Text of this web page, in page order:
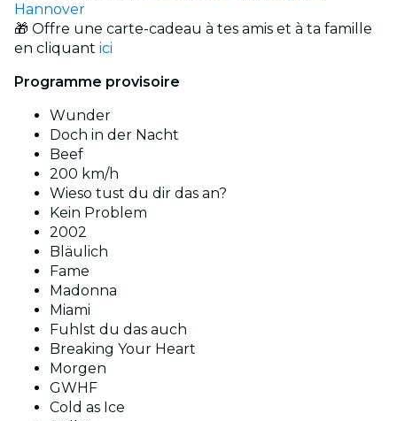
Hannover
🎁 Offre une carte-cadeau à tes amis et à ta famille
en cliquant ici
Programme provisoire
Wunder
Doch in der Nacht
Beef
200 km/h
Wieso tust du dir das an?
Kein Problem
2002
Bläulich
Fame
Madonna
Miami
Fuhlst du das auch
Breaking Your Heart
Morgen
GWHF
Cold as Ice